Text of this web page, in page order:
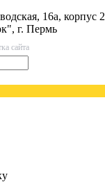
16а, корпус 2
г. Пермь
сайта